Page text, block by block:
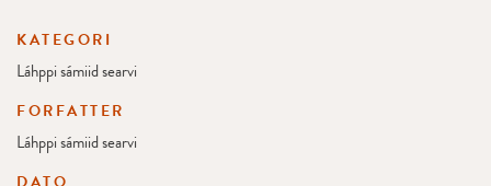
KATEGORI
Láhppi sámiid searvi
FORFATTER
Láhppi sámiid searvi